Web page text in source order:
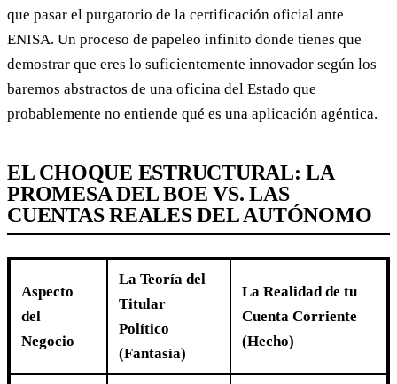
que pasar el purgatorio de la certificación oficial ante
ENISA. Un proceso de papeleo infinito donde tienes que
demostrar que eres lo suficientemente innovador según los
baremos abstractos de una oficina del Estado que
probablemente no entiende qué es una aplicación agéntica.
EL CHOQUE ESTRUCTURAL: LA
PROMESA DEL BOE VS. LAS
CUENTAS REALES DEL AUTÓNOMO
Aspecto
del
Negocio
La Teoría del
Titular
Político
(Fantasía)
La Realidad de tu
Cuenta Corriente
(Hecho)